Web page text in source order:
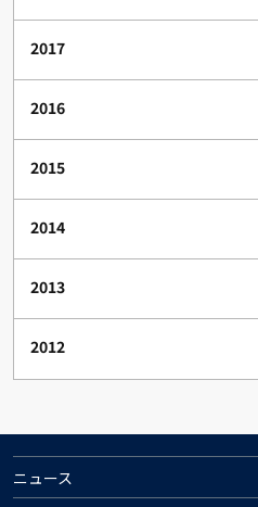
2017
2016
2015
2014
2013
2012
ニュース